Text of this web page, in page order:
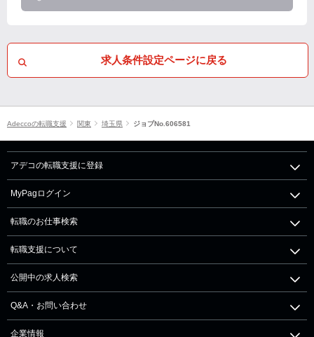
求人条件設定ページに戻る
Adeccoの転職支援 関東 埼玉県 ジョブNo.606581
アデコの転職支援に登録
MyPagログイン
転職のお仕事検索
転職支援について
公開中の求人検索
Q&A・お問い合わせ
企業情報